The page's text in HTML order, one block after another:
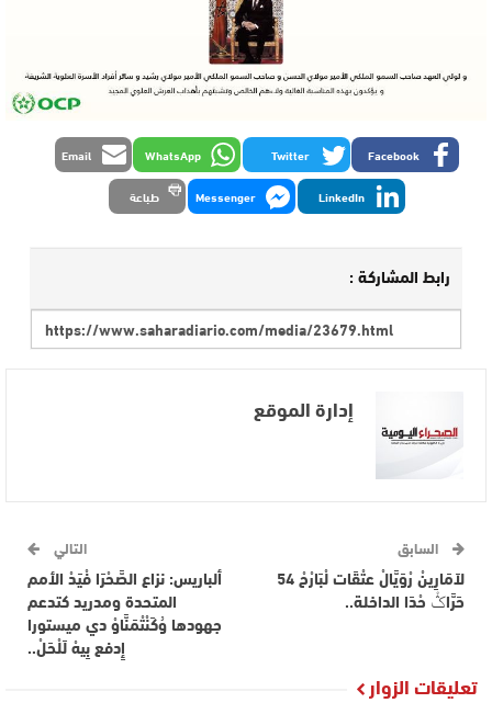
Facebook
Twitter
WhatsApp
Email
LinkedIn
Messenger طباعة
رابط المشاركة :
إدارة الموقع
السابق
لاَمَارِينْ رْوَيَّالْ عتْقَات لْبَارْحْ 54
حَرَّاݣْ حْدَا الداخلة..
التالي
ألباريس: نزاع الصَّحْرَا فْيَدْ الأمم
المتحدة ومدريد كتدعم
جهودها وُكَنْتْمَنَّاوْ دي ميستورا
إِدفع بِيهْ لَلْحَلْ..
تعليقات الزوار